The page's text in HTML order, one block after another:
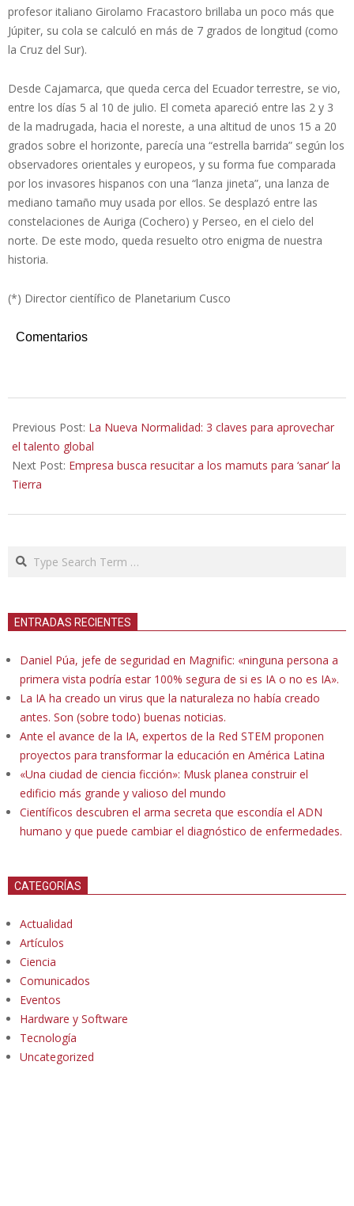
profesor italiano Girolamo Fracastoro brillaba un poco más que
Júpiter, su cola se calculó en más de 7 grados de longitud (como
la Cruz del Sur).
Desde Cajamarca, que queda cerca del Ecuador terrestre, se vio,
entre los días 5 al 10 de julio. El cometa apareció entre las 2 y 3
de la madrugada, hacia el noreste, a una altitud de unos 15 a 20
grados sobre el horizonte, parecía una “estrella barrida” según los
observadores orientales y europeos, y su forma fue comparada
por los invasores hispanos con una “lanza jineta”, una lanza de
mediano tamaño muy usada por ellos. Se desplazó entre las
constelaciones de Auriga (Cochero) y Perseo, en el cielo del
norte. De este modo, queda resuelto otro enigma de nuestra
historia.
(*) Director científico de Planetarium Cusco
Comentarios
09-
14
Previous Post: La Nueva Normalidad: 3 claves para aprovechar
el talento global
Next Post: Empresa busca resucitar a los mamuts para ‘sanar’ la
Tierra
Search
ENTRADAS RECIENTES
Daniel Púa, jefe de seguridad en Magnific: «ninguna persona a
primera vista podría estar 100% segura de si es IA o no es IA».
La IA ha creado un virus que la naturaleza no había creado
antes. Son (sobre todo) buenas noticias.
Ante el avance de la IA, expertos de la Red STEM proponen
proyectos para transformar la educación en América Latina
«Una ciudad de ciencia ficción»: Musk planea construir el
edificio más grande y valioso del mundo
Científicos descubren el arma secreta que escondía el ADN
humano y que puede cambiar el diagnóstico de enfermedades.
CATEGORÍAS
Actualidad
Artículos
Ciencia
Comunicados
Eventos
Hardware y Software
Tecnología
Uncategorized